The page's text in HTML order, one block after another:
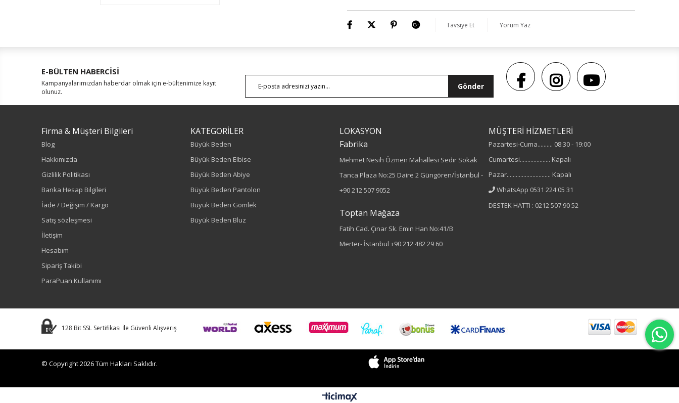
Sezon : YAZLIK
Renk
Sezon
Tavsiye Et Yorum Yaz
E-BÜLTEN HABERCİSİ
Kampanyalarımızdan haberdar olmak için e-bültenimize kayıt
olunuz.
Gönder
Firma & Müşteri Bilgileri
Blog
Hakkımızda
Gizlilik Politikası
Banka Hesap Bilgileri
İade / Değişim / Kargo
Satış sözleşmesi
İletişim
Hesabım
Sipariş Takibi
ParaPuan Kullanımı
KATEGORİLER
Büyük Beden
Büyük Beden Elbise
Büyük Beden Abiye
Büyük Beden Pantolon
Büyük Beden Gömlek
Büyük Beden Bluz
LOKASYON
Fabrika
Mehmet Nesih Özmen Mahallesi Sedir Sokak
Tanca Plaza No:25 Daire 2 Güngören/İstanbul -
+90 212 507 9052
Toptan Mağaza
Fatih Cad. Çınar Sk. Emin Han No:41/B
Merter- İstanbul +90 212 482 29 60
MÜŞTERİ HİZMETLERİ
Pazartesi-Cuma.......... 08:30 - 19:00
Cumartesi.................... Kapalı
Pazar............................. Kapalı
WhatsApp 0531 224 05 31
DESTEK HATTI : 0212 507 90 52
128 Bit SSL Sertifikası İle Güvenli Alışveriş
© Copyright 2026 Tüm Hakları Saklıdır.